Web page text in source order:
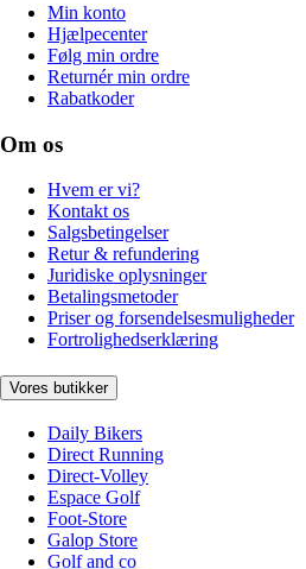
Min konto
Hjælpecenter
Følg min ordre
Returnér min ordre
Rabatkoder
Om os
Hvem er vi?
Kontakt os
Salgsbetingelser
Retur & refundering
Juridiske oplysninger
Betalingsmetoder
Priser og forsendelsesmuligheder
Fortrolighedserklæring
Vores butikker
Daily Bikers
Direct Running
Direct-Volley
Espace Golf
Foot-Store
Galop Store
Golf and co